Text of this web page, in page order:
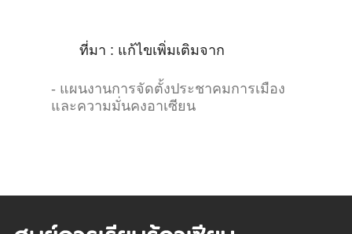
ที่มา : แก้ไขเพิ่มเติมจาก
- แผนงานการจัดตั้งประชาคมการเมือง
และความมั่นคงอาเซียน